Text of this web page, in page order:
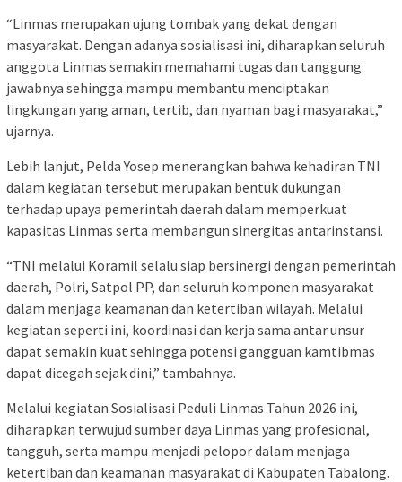
“Linmas merupakan ujung tombak yang dekat dengan
masyarakat. Dengan adanya sosialisasi ini, diharapkan seluruh
anggota Linmas semakin memahami tugas dan tanggung
jawabnya sehingga mampu membantu menciptakan
lingkungan yang aman, tertib, dan nyaman bagi masyarakat,”
ujarnya.
Lebih lanjut, Pelda Yosep menerangkan bahwa kehadiran TNI
dalam kegiatan tersebut merupakan bentuk dukungan
terhadap upaya pemerintah daerah dalam memperkuat
kapasitas Linmas serta membangun sinergitas antarinstansi.
“TNI melalui Koramil selalu siap bersinergi dengan pemerintah
daerah, Polri, Satpol PP, dan seluruh komponen masyarakat
dalam menjaga keamanan dan ketertiban wilayah. Melalui
kegiatan seperti ini, koordinasi dan kerja sama antar unsur
dapat semakin kuat sehingga potensi gangguan kamtibmas
dapat dicegah sejak dini,” tambahnya.
Melalui kegiatan Sosialisasi Peduli Linmas Tahun 2026 ini,
diharapkan terwujud sumber daya Linmas yang profesional,
tangguh, serta mampu menjadi pelopor dalam menjaga
ketertiban dan keamanan masyarakat di Kabupaten Tabalong.